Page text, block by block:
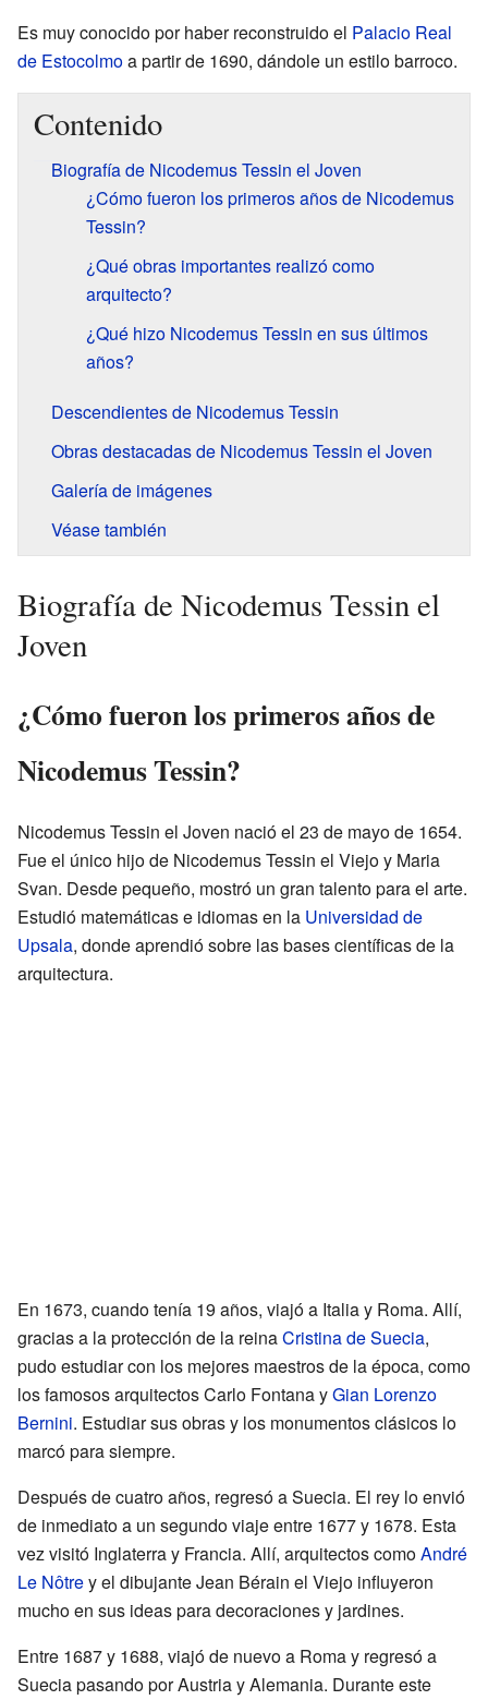
Es muy conocido por haber reconstruido el Palacio Real
de Estocolmoa partir de 1690, dándole un estilo barroco.
Contenido
Biografía de Nicodemus Tessin el Joven
¿Cómo fueron los primeros años de Nicodemus
Tessin?
¿Qué obras importantes realizó como
arquitecto?
¿Qué hizo Nicodemus Tessin en sus últimos
años?
Descendientes de Nicodemus Tessin
Obras destacadas de Nicodemus Tessin el Joven
Galería de imágenes
Véase también
Biografía de Nicodemus Tessin el
Joven
¿Cómo fueron los primeros años de
Nicodemus Tessin?
Nicodemus Tessin el Joven nació el 23 de mayo de 1654.
Fue el único hijo de Nicodemus Tessin el Viejo y Maria
Svan. Desde pequeño, mostró un gran talento para el arte.
Estudió matemáticas e idiomas en la Universidad de
Upsala, donde aprendió sobre las bases científicas de la
arquitectura.
En 1673, cuando tenía 19 años, viajó a Italia y Roma. Allí,
gracias a la protección de la reinaCristina de Suecia,
pudo estudiar con los mejores maestros de la época, como
los famosos arquitectos Carlo Fontana yGian Lorenzo
Bernini. Estudiar sus obras y los monumentos clásicos lo
marcó para siempre.
Después de cuatro años, regresó a Suecia. El rey lo envió
de inmediato a un segundo viaje entre 1677 y 1678. Esta
vez visitó Inglaterra y Francia. Allí, arquitectos comoAndré
Le Nôtrey el dibujante Jean Bérain el Viejo influyeron
mucho en sus ideas para decoraciones y jardines.
Entre 1687 y 1688, viajó de nuevo a Roma y regresó a
Suecia pasando por Austria y Alemania. Durante este